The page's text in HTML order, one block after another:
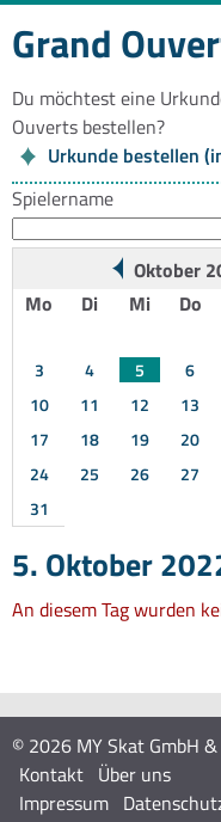
Grand
Du möchtest eine
Ouverts bestellen?
Urkunde bestellen
Spielername
Oktober
Mo
Di Mi Do
3
4 5 6
10
11 12 13
17
18 19 20
24
25 26 27
31
5. Oktober
An diesem Tag wurden
© 2026 MY Skat GmbH &
Kontakt Über uns
Impressum